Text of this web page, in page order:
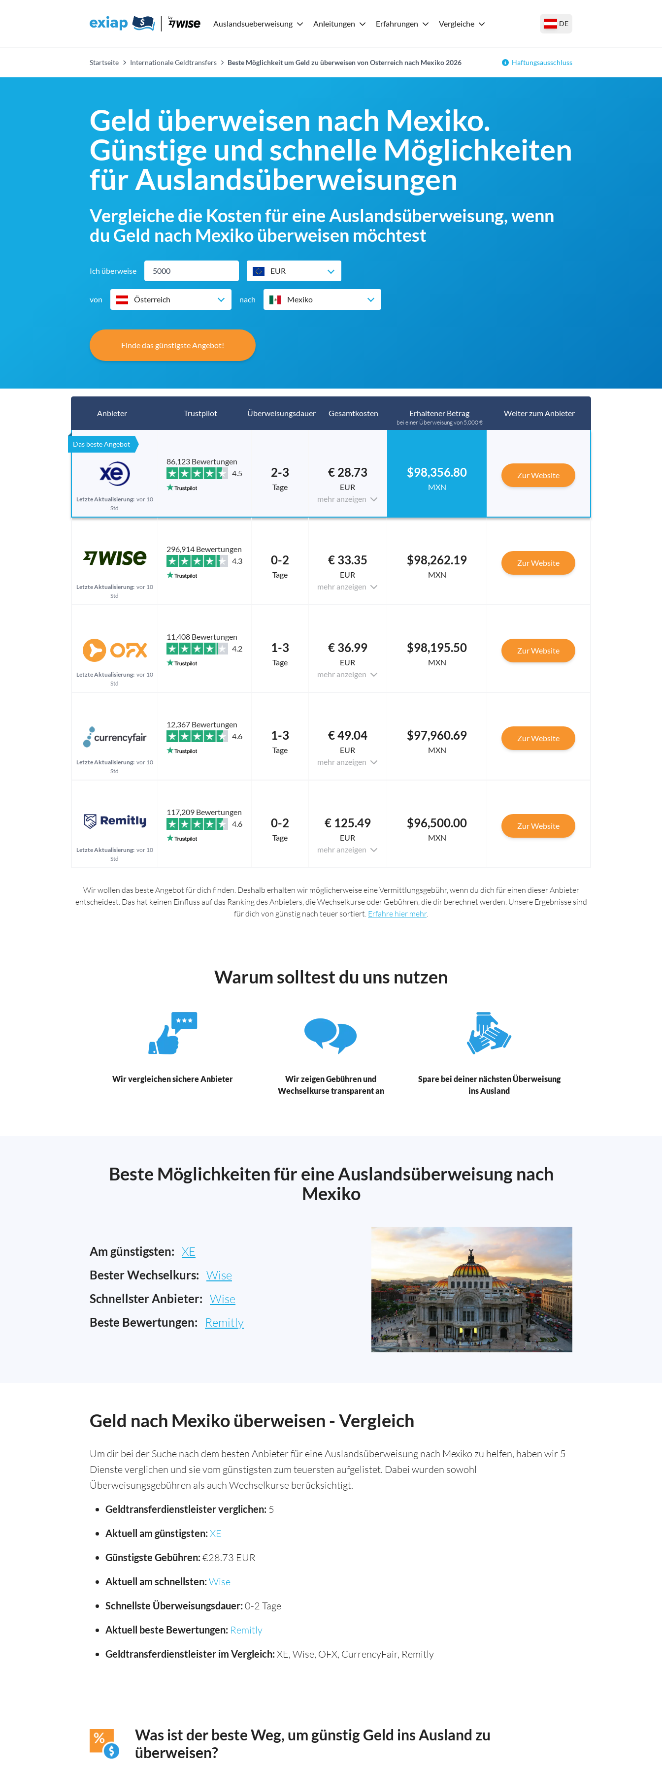
Auslandsueberweisung Anleitungen Erfahrungen Vergleiche DE
Startseite Internationale Geldtransfers Beste Möglichkeit um Geld zu überweisen von Osterreich nach Mexiko 2026 Haftungsausschluss
Geld überweisen nach Mexiko.
Günstige und schnelle Möglichkeiten
für Auslandsüberweisungen
Vergleiche die Kosten für eine Auslandsüberweisung, wenn
du Geld nach Mexiko überweisen möchtest
Ich überweise EUR
von Österreich nach Mexiko
Finde das günstigste Angebot!
Anbieter Trustpilot Überweisungsdauer Gesamtkosten Erhaltener Betrag
bei einer Überweisung von 5,000 €
Weiter zum Anbieter
Das beste Angebot
Letzte Aktualisierung: vor 10
Std
86,123 Bewertungen
4.5
2-3
Tage
€ 28.73
EUR
mehr anzeigen
$98,356.80
MXN
Zur Website
Letzte Aktualisierung: vor 10
Std
296,914 Bewertungen
4.3
0-2
Tage
€ 33.35
EUR
mehr anzeigen
$98,262.19
MXN
Zur Website
Letzte Aktualisierung: vor 10
Std
11,408 Bewertungen
4.2
1-3
Tage
€ 36.99
EUR
mehr anzeigen
$98,195.50
MXN
Zur Website
Letzte Aktualisierung: vor 10
Std
12,367 Bewertungen
4.6
1-3
Tage
€ 49.04
EUR
mehr anzeigen
$97,960.69
MXN
Zur Website
Letzte Aktualisierung: vor 10
Std
117,209 Bewertungen
4.6
0-2
Tage
€ 125.49
EUR
mehr anzeigen
$96,500.00
MXN
Zur Website
Wir wollen das beste Angebot für dich finden. Deshalb erhalten wir möglicherweise eine Vermittlungsgebühr, wenn du dich für einen dieser Anbieter
entscheidest. Das hat keinen Einfluss auf das Ranking des Anbieters, die Wechselkurse oder Gebühren, die dir berechnet werden. Unsere Ergebnisse sind
für dich von günstig nach teuer sortiert. Erfahre hier mehr.
Warum solltest du uns nutzen
Wir vergleichen sichere Anbieter
Wir zeigen Gebühren und
Wechselkurse transparent an
Spare bei deiner nächsten Überweisung
ins Ausland
Beste Möglichkeiten für eine Auslandsüberweisung nach
Mexiko
Am günstigsten: XE
Bester Wechselkurs: Wise
Schnellster Anbieter: Wise
Beste Bewertungen: Remitly
Geld nach Mexiko überweisen - Vergleich
Um dir bei der Suche nach dem besten Anbieter für eine Auslandsüberweisung nach Mexiko zu helfen, haben wir 5
Dienste verglichen und sie vom günstigsten zum teuersten aufgelistet. Dabei wurden sowohl
Überweisungsgebühren als auch Wechselkurse berücksichtigt.
Geldtransferdienstleister verglichen: 5
Aktuell am günstigsten: XE
Günstigste Gebühren: €28.73 EUR
Aktuell am schnellsten: Wise
Schnellste Überweisungsdauer: 0-2 Tage
Aktuell beste Bewertungen: Remitly
Geldtransferdienstleister im Vergleich: XE, Wise, OFX, CurrencyFair, Remitly
Was ist der beste Weg, um günstig Geld ins Ausland zu
überweisen?